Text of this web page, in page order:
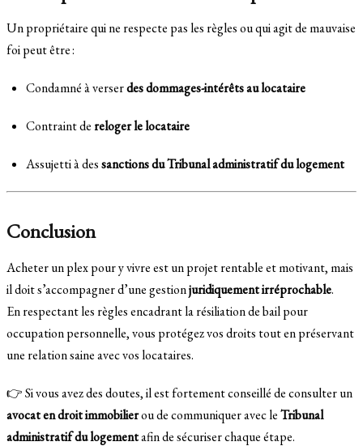
Un propriétaire qui ne respecte pas les règles ou qui agit de mauvaise
foi peut être :
Condamné à verserdes dommages-intérêts au locataire
Contraint dereloger le locataire
Assujetti à dessanctions du Tribunal administratif du logement
Conclusion
Acheter un plex pour y vivre est un projet rentable et motivant, mais
il doit s’accompagner d’une gestionjuridiquement irréprochable.
En respectant les règles encadrant la résiliation de bail pour
occupation personnelle, vous protégez vos droits tout en préservant
une relation saine avec vos locataires.
👉 Si vous avez des doutes, il est fortement conseillé de consulter un
avocat en droit immobilierou de communiquer avec leTribunal
administratif du logementafin de sécuriser chaque étape.